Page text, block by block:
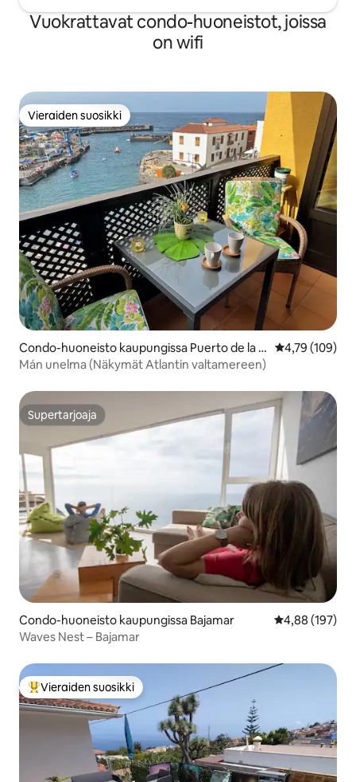
Vuokrattavat condo-huoneistot, joissa
on wifi
Vieraiden suosikki
Vieraiden suosikki
Condo-huoneisto kaupungissa Puerto de la C
ruz
4,79 (109)
Mán unelma (Näkymät Atlantin valtamereen)
Supertarjoaja
Supertarjoaja
Condo-huoneisto kaupungissa Bajamar
4,88 (197)
Waves Nest – Bajamar
Vieraiden suosikkien parhaimmistoa
Vieraiden suosikki